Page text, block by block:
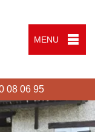
MENU
08 06 95